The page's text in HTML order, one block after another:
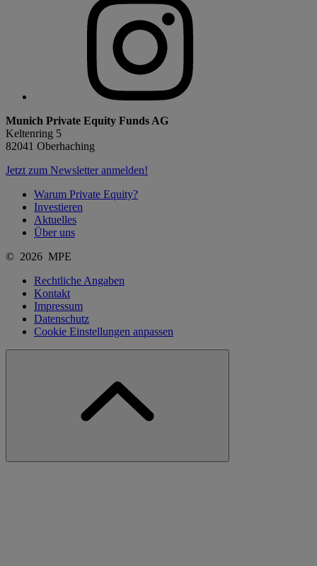
Munich Private Equity Funds AG
Keltenring 5
82041 Oberhaching
Jetzt zum Newsletter anmelden!
Warum Private Equity?
Investieren
Aktuelles
Über uns
© 2026 MPE
Rechtliche Angaben
Kontakt
Impressum
Datenschutz
Cookie Einstellungen anpassen